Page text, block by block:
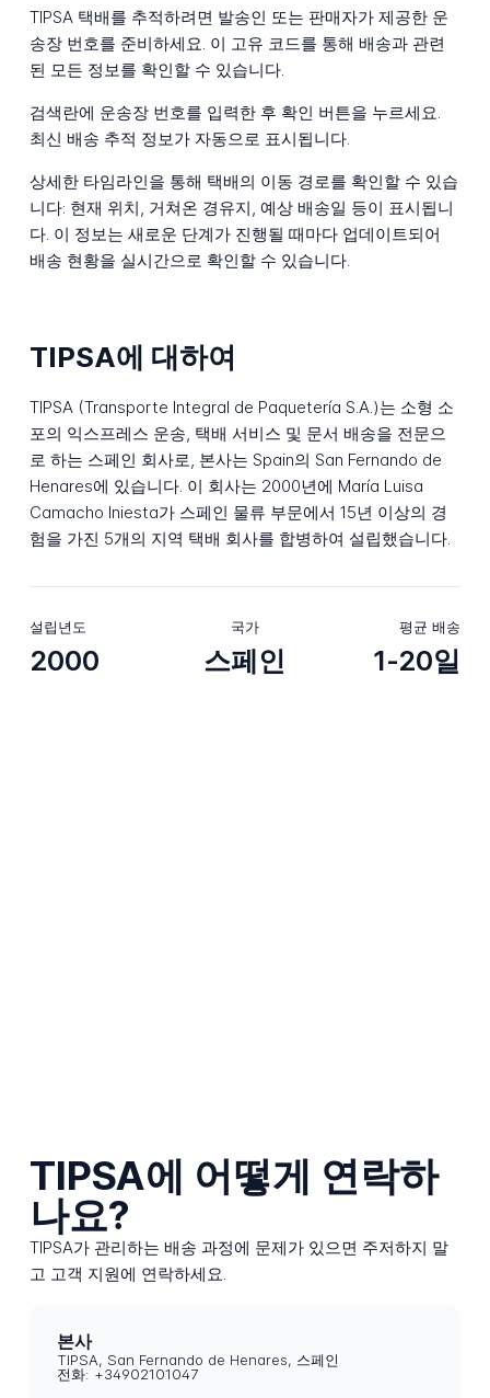
TIPSA 택배를 추적하려면 발송인 또는 판매자가 제공한 운
송장 번호를 준비하세요. 이 고유 코드를 통해 배송과 관련
된 모든 정보를 확인할 수 있습니다.
검색란에 운송장 번호를 입력한 후 확인 버튼을 누르세요.
최신 배송 추적 정보가 자동으로 표시됩니다.
상세한 타임라인을 통해 택배의 이동 경로를 확인할 수 있습
니다: 현재 위치, 거쳐온 경유지, 예상 배송일 등이 표시됩니
다. 이 정보는 새로운 단계가 진행될 때마다 업데이트되어
배송 현황을 실시간으로 확인할 수 있습니다.
TIPSA에 대하여
TIPSA (Transporte Integral de Paquetería S.A.)는 소형 소
포의 익스프레스 운송, 택배 서비스 및 문서 배송을 전문으
로 하는 스페인 회사로, 본사는 Spain의 San Fernando de
Henares에 있습니다. 이 회사는 2000년에 María Luisa
Camacho Iniesta가 스페인 물류 부문에서 15년 이상의 경
험을 가진 5개의 지역 택배 회사를 합병하여 설립했습니다.
설립년도
2000
국가
스페인
평균 배송
1-20일
TIPSA에 어떻게 연락하
나요?
TIPSA가 관리하는 배송 과정에 문제가 있으면 주저하지 말
고 고객 지원에 연락하세요.
본사
TIPSA, San Fernando de Henares, 스페인
전화: +34902101047